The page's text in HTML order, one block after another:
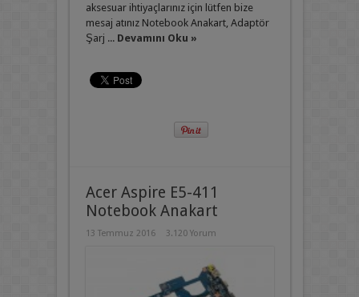
aksesuar ihtiyaçlarınız için lütfen bize
mesaj atınız Notebook Anakart, Adaptör
Şarj ... Devamını Oku »
Acer Aspire E5-411
Notebook Anakart
13 Temmuz 2016 3.120 Yorum